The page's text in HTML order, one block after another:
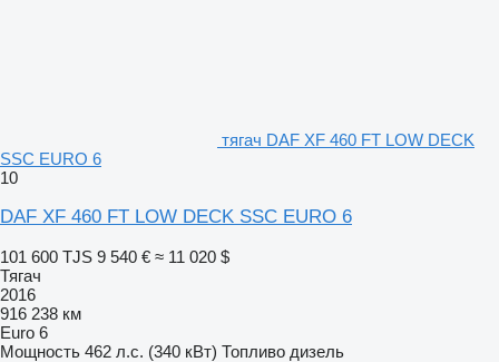
тягач DAF XF 460 FT LOW DECK
SSC EURO 6
10
DAF XF 460 FT LOW DECK SSC EURO 6
101 600 TJS 9 540 € ≈ 11 020 $
Тягач
2016
916 238 км
Euro 6
Мощность 462 л.с. (340 кВт) Топливо дизель